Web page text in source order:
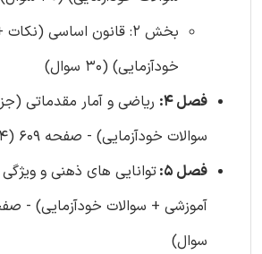
بخش 2: قانون اساسی
خودآزمایی) (30 سوال)
فصل 4:
ریاضی و آمار مقدماتی
سوالات خودآزمایی) - صفحه 609 (64 سوال)
فصل 5:
توانایی های ذهنی و
سوال)